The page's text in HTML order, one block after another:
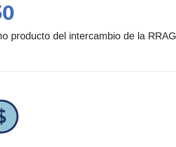
producto del intercambio de la RRAG